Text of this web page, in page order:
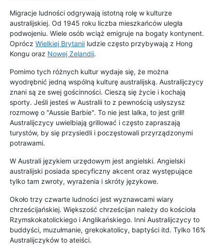
Migracje ludności odgrywają istotną rolę w kulturze
australijskiej. Od 1945 roku liczba mieszkańców uległa
podwojeniu. Wiele osób wciąż emigruje na bogaty kontynent.
Oprócz Wielkiej Brytanii ludzie często przybywają z Hong
Kongu oraz Nowej Zelandii.
Pomimo tych różnych kultur wydaje się, że można
wyodrębnić jedną wspólną kulturę australijską. Australijczycy
znani są ze swej gościnności. Cieszą się życie i kochają
sporty. Jeśli jesteś w Australii to z pewnością usłyszysz
rozmowę o "Aussie Barbie". To nie jest lalka, to jest grill!
Australijczycy uwielbiają grillować i często zapraszają
turystów, by się przysiedli i poczęstowali przyrządzonymi
potrawami.
W Australi językiem urzędowym jest angielski. Angielski
australijski posiada specyficzny akcent oraz występujące
tylko tam zwroty, wyrażenia i skróty językowe.
Około trzy czwarte ludności jest wyznawcami wiary
chrześcijańskiej. Większość chrześcijan należy do kościoła
Rzymskokatolickiego i Anglikańskiego. Inni Australijczycy to
buddyści, muzułmanie, grekokatolicy, baptyści itd. Tylko 16%
Australijczyków to ateiści.